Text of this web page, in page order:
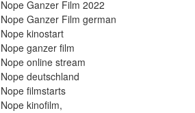
Nope Ganzer Film 2022
Nope Ganzer Film german
Nope kinostart
Nope ganzer film
Nope online stream
Nope deutschland
Nope filmstarts
Nope kinofilm,